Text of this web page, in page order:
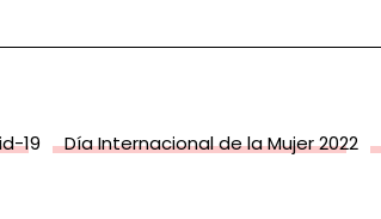
19 Día Internacional de la Mujer 2022